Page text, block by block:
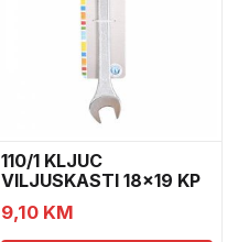
110/1 KLJUC
VILJUSKASTI 18×19 KP
9,10 KM